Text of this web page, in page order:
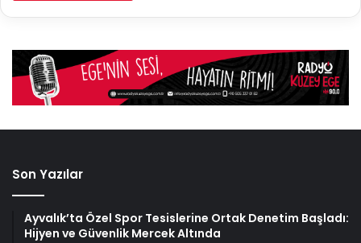
Son Yazılar
Ayvalık’ta Özel Spor Tesislerine Ortak Denetim Başladı:
Hijyen ve Güvenlik Mercek Altında